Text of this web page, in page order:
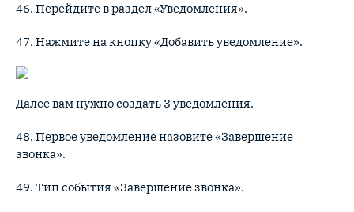
46. Перейдите в раздел «Уведомления».
47. Нажмите на кнопку «Добавить уведомление».
Далее вам нужно создать 3 уведомления.
48. Первое уведомление назовите «Завершение
звонка».
49. Тип события «Завершение звонка».